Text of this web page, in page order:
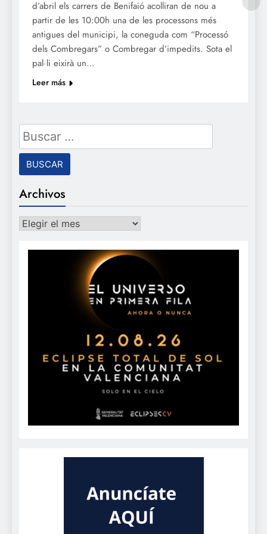
d’abril els carrers de Benifaió acolliran de nou a
partir de les 10:00h una de les processons més
antigues del municipi, la coneguda com “Processó
dels Combregars” o Combregar d’impedits. Sota el
pal·li eixirà un…
Leer más
Buscar:
Archivos
Archivos